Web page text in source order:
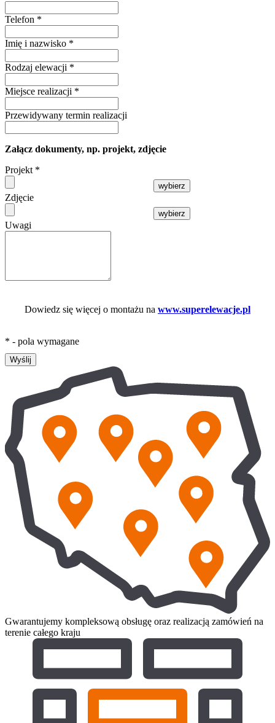
Telefon *
Imię i nazwisko *
Rodzaj elewacji *
Miejsce realizacji *
Przewidywany termin realizacji
Załącz dokumenty, np. projekt, zdjęcie
Projekt *
wybierz
Zdjęcie
wybierz
Uwagi
Dowiedz się więcej o montażu na www.superelewacje.pl
* - pola wymagane
Wyślij
Gwarantujemy kompleksową obsługę oraz realizacją zamówień na
terenie całego kraju